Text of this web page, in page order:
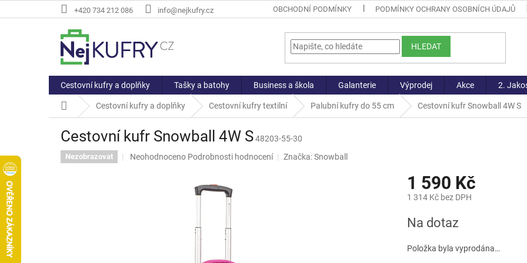
na
+420 734 212 086 info@nejkufry.cz OBCHODNÍ PODMÍNKY PODMÍNKY OCHRANY OSOBNÍCH ÚDAJŮ
HLEDAT
Cestovní kufry a doplňky Tašky a batohy Business a škola Galanterie Výprodej Akce 2.
Domů Cestovní kufry a doplňky Cestovní kufry textilní Palubní kufry do 55 cm Cestovní kufr Snowball 4W S
Cestovní kufr Snowball 4W S48203-55-30
Nezobrazovat
Průměrné
Neohodnoceno Podrobnosti hodnocení Značka:Snowball
1 590 Kč
1 314 Kč bez DPH
cena:
Na dotaz
Položka byla vyprodána…